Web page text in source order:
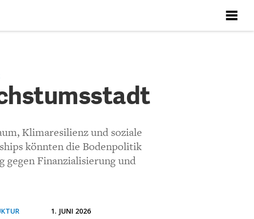
X
X
X
X
Klimaresilienz und soziale
könnten die Bodenpolitik
Finanzialisierung und
1. JUNI 2026
X